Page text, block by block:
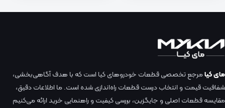
مای کیامرجع تخصصی قطعات خودروهای کیا است که با هدف آگاهی‌بخشی،
شفافیت قیمت و انتخاب درست قطعات راه‌اندازی شده است. ما اطلاعات دقیق،
مقایسه قطعات اصلی و جایگزین، بررسی کیفیت و راهنمایی خرید ارائه می‌کنیم